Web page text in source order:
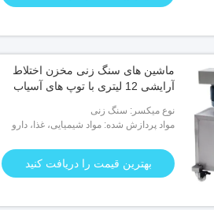
ماشین های سنگ زنی مخزن اختلاط
آرایشی 12 لیتری با توپ های آسیاب
نوع میکسر: سنگ زنی
مواد پردازش شده: مواد شیمیایی، غذا، دارو
بهترین قیمت را دریافت کنید